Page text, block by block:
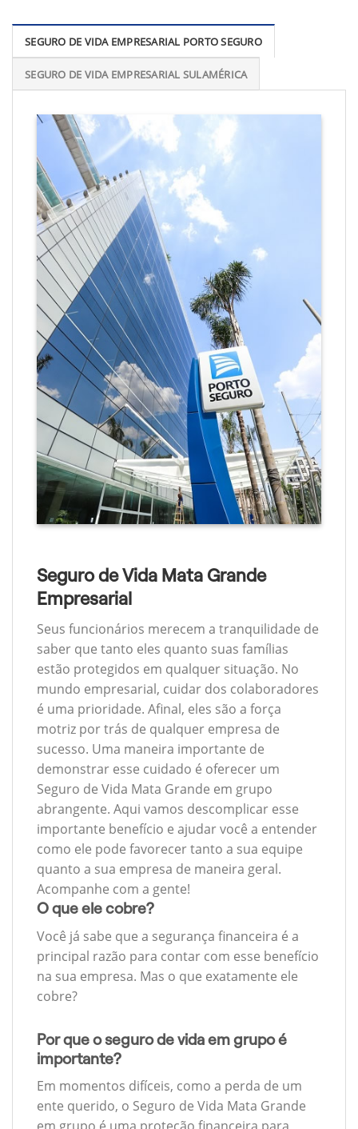
SEGURO DE VIDA EMPRESARIAL PORTO SEGURO
SEGURO DE VIDA EMPRESARIAL SULAMÉRICA
Seguro de Vida Mata Grande
Empresarial
Seus funcionários merecem a tranquilidade de
saber que tanto eles quanto suas famílias
estão protegidos em qualquer situação. No
mundo empresarial, cuidar dos colaboradores
é uma prioridade. Afinal, eles são a força
motriz por trás de qualquer empresa de
sucesso. Uma maneira importante de
demonstrar esse cuidado é oferecer um
Seguro de Vida Mata Grande em grupo
abrangente. Aqui vamos descomplicar esse
importante benefício e ajudar você a entender
como ele pode favorecer tanto a sua equipe
quanto a sua empresa de maneira geral.
Acompanhe com a gente!
O que ele cobre?
Você já sabe que a segurança financeira é a
principal razão para contar com esse benefício
na sua empresa. Mas o que exatamente ele
cobre?
Por que o seguro de vida em grupo é
importante?
Em momentos difíceis, como a perda de um
ente querido, o Seguro de Vida Mata Grande